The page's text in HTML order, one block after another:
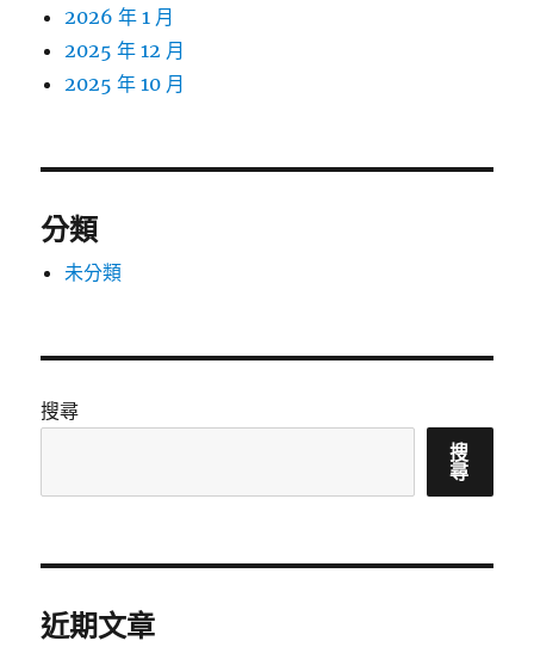
2026 年 1 月
2025 年 12 月
2025 年 10 月
分類
未分類
搜尋
搜
尋
近期文章